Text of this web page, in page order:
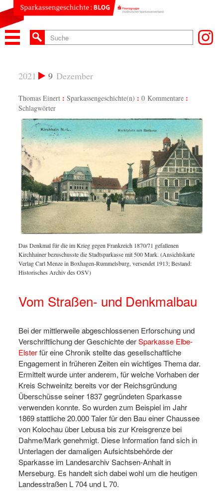
9 Dezember
2021
Thomas Einert Sparkassengeschichte(n)
0 Kommentare
Schlagwörter
Das Denkmal für die im Krieg gegen Frankreich 1870/71 gefallenen
Kirchhainer bezuschusste die Stadtsparkasse mit 500 Mark. (Ansichtskarte
Verlag Carl Menze in Boxhagen-Rummelsburg, versendet 1913; Bestand:
Historisches Archiv des OSV)
Vom Straßen- und Denkmalbau
Bei der mittlerweile abgeschlossenen Erforschung und
Verschriftlichung der Geschichte derSparkasse Elbe-
Elsterfür eine Chronik stellte das gesellschaftliche
Engagement in früheren Zeiten ein wichtiges Thema dar.
Ermittelt wurde unter anderem, für welche Vorhaben der
Kreis Schweinitz bereits vor der Reichsgründung
Überschüsse seiner 1837 gegründeten Sparkasse
verwenden konnte. So wurden zum Beispiel im Jahr
1869 stattliche 20.000 Taler für den Bau einer Chaussee
von Kolochau über Lebusa bis zur Kreisgrenze bei
Dahme/Mark genehmigt. Diese Information fand sich in
Unterlagen der damaligen Aufsichtsbehörde der
Sparkasse im Landesarchiv Sachsen-Anhalt in
Merseburg. Es handelt sich dabei wohl um die heutigen
Landesstraßen L 704 und L 70.